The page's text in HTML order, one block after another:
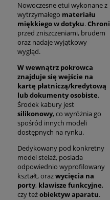
Nowoczesne etui wykonane z
wytrzymałego materiału
miękkiego w dotyku.Chroni
przed zniszczeniami, brudem
oraz nadaje wyjątkowy
wygląd.
W wewnątrz pokrowca
znajduje się wejście na
kartę płatniczą/kredytową
lub dokumenty osobiste.
Środek kabury jest
silikonowy, co wyróżnia go
spośród innych modeli
dostępnych na rynku.
Dedykowany pod konkretny
model stelaż, posiada
odpowiednio wyprofilowany
kształt, orazwycięcia na
porty, klawisze funkcyjne,
czy teżobiektyw aparatu.